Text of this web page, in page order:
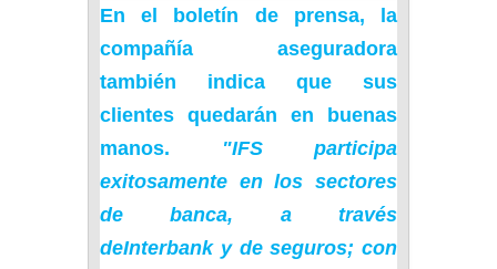
En el boletín de prensa, la
compañía aseguradora
también indica que sus
clientes quedarán en buenas
manos.
"IFS participa
exitosamente en los sectores
de banca, a través
deInterbank y de seguros; con